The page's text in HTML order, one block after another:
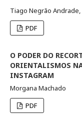
Tiago Negrão
PDF
O PODER DO
ORIENTALISMOS
INSTAGRAM
Morgana Machado
PDF